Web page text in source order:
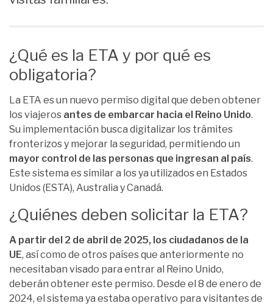
¿Qué es la ETA y por qué es
obligatoria?
La ETA es un nuevo permiso digital que deben obtener
los viajeros antes de embarcar hacia el Reino Unido.
Su implementación busca digitalizar los trámites
fronterizos y mejorar la seguridad, permitiendo un
mayor control de las personas que ingresan al país.
Este sistema es similar a los ya utilizados en Estados
Unidos (ESTA), Australia y Canadá.
¿Quiénes deben solicitar la ETA?
A partir del 2 de abril de 2025, los ciudadanos de la
UE, así como de otros países que anteriormente no
necesitaban visado para entrar al Reino Unido,
deberán obtener este permiso. Desde el 8 de enero de
2024, el sistema ya estaba operativo para visitantes de